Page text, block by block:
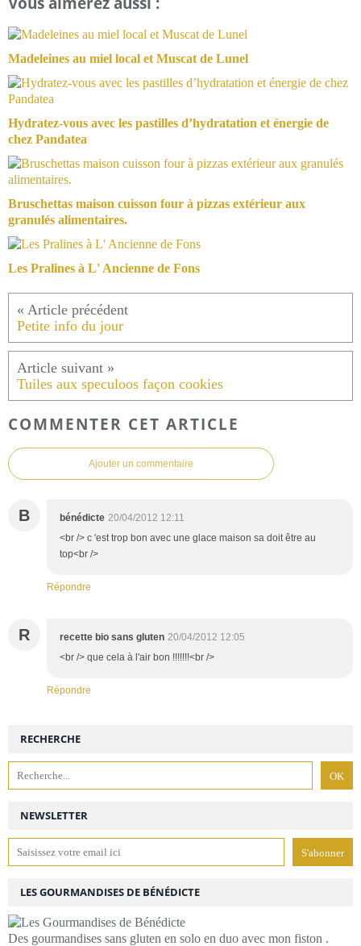
Madeleines au miel local et Muscat de Lunel
Hydratez-vous avec les pastilles d’hydratation et énergie de
chez Pandatea
Bruschettas maison cuisson four à pizzas extérieur aux
granulés alimentaires.
Les Pralines à L' Ancienne de Fons
Petite info du jour
Tuiles aux speculoos façon cookies
COMMENTER CET ARTICLE
Ajouter un commentaire
B bénédicte 20/04/2012 12:11
<br /> c 'est trop bon avec une glace maison sa doit être au
top<br />
Répondre
R recette bio sans gluten 20/04/2012 12:05
<br /> que cela à l'air bon !!!!!!!<br />
Répondre
NEWSLETTER
RECHERCHE
LES GOURMANDISES DE BÉNÉDICTE
Des gourmandises sans gluten en solo en duo avec mon fiston .